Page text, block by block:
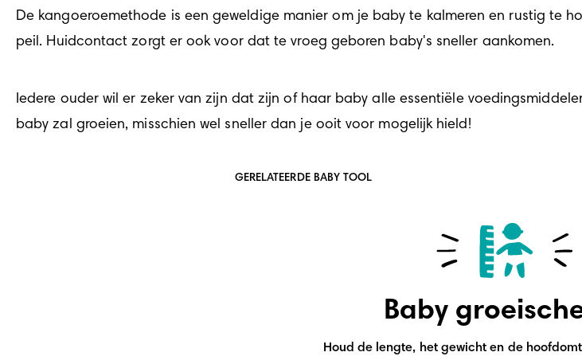
De kangoeroemethode is een geweldige manier om je baby te kalmeren en rustig te
peil. Huidcontact zorgt er ook voor dat te vroeg geboren baby's sneller aankomen.
Iedere ouder wil er zeker van zijn dat zijn of haar baby alle essentiële
baby zal groeien, misschien wel sneller dan je ooit voor mogelijk hield!
GERELATEERDE BABY TOOL
Baby
Houd de lengte, het gewicht en de